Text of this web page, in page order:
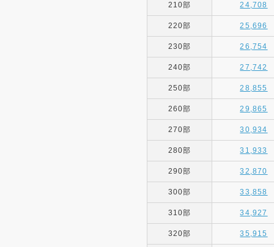
210部 24,708
220部 25,696
230部 26,754
240部 27,742
250部 28,855
260部 29,865
270部 30,934
280部 31,933
290部 32,870
300部 33,858
310部 34,927
320部 35,915